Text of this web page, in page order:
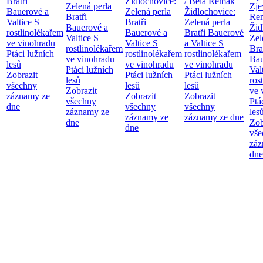
Bauerové a
Valtice S
rostlinolékařem
ve vinohradu
Ptáci lužních
lesů
Zobrazit
všechny
záznamy ze
dne
Zelená perla
Bratři
Bauerové a
Valtice S
rostlinolékařem
ve vinohradu
Ptáci lužních
lesů
Zobrazit
všechny
záznamy ze
dne
Zelená perla
Bratři
Bauerové a
Valtice S
rostlinolékařem
ve vinohradu
Ptáci lužních
lesů
Zobrazit
všechny
záznamy ze
dne
Židlochovice:
Zelená perla
Bratři Bauerové
a Valtice S
rostlinolékařem
ve vinohradu
Ptáci lužních
lesů
Zobrazit
všechny
záznamy ze dne
ve
dne